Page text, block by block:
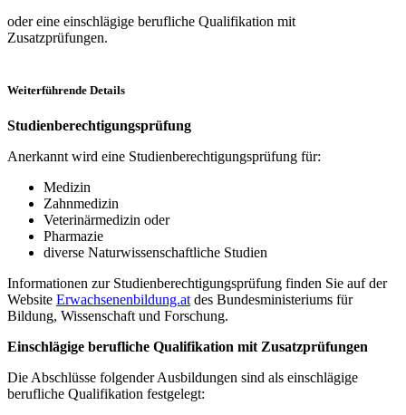
oder eine einschlägige berufliche Qualifikation mit
Zusatzprüfungen.
Weiterführende Details
Studienberechtigungsprüfung
Anerkannt wird eine Studienberechtigungsprüfung für:
Medizin
Zahnmedizin
Veterinärmedizin oder
Pharmazie
diverse Naturwissenschaftliche Studien
Informationen zur Studienberechtigungsprüfung finden Sie auf der
Website Erwachsenenbildung.at des Bundesministeriums für
Bildung, Wissenschaft und Forschung.
Einschlägige berufliche Qualifikation mit Zusatzprüfungen
Die Abschlüsse folgender Ausbildungen sind als einschlägige
berufliche Qualifikation festgelegt: